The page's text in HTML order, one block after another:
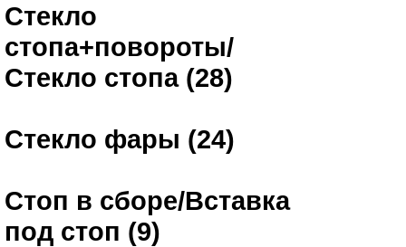
Стекло
стопа+повороты/
Стекло стопа (28)
Стекло фары (24)
Стоп в сборе/Вставка
под стоп (9)